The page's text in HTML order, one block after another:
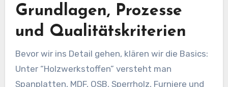
Grundlagen, Prozesse
und Qualitätskriterien
Bevor wir ins Detail gehen, klären wir die Basics:
Unter “Holzwerkstoffen” versteht man
Spanplatten, MDF, OSB, Sperrholz, Furniere und